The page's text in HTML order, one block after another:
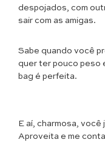
despojados, com
sair com as amigas.
Sabe quando você
quer ter pouco peso
bag é perfeita.
E aí, charmosa,
Aproveita e me